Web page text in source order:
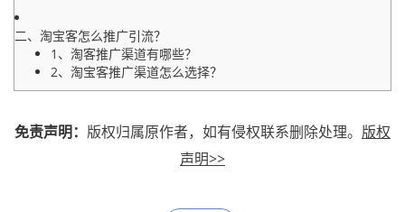
二、淘宝客怎么推广引流？
1、淘客推广渠道有哪些？
2、淘宝客推广渠道怎么选择？
免责声明： 版权归属原作者，如有侵权联系删除处理。 版权
声明>>